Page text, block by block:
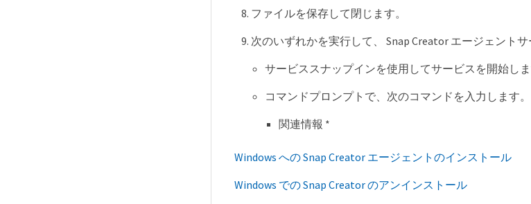
ファイルを保存して閉じます。
次のいずれかを実行して、 Snap Creator エージェントサ
サービススナップインを使用してサービスを開始しま
コマンドプロンプトで、次のコマンドを入力します
関連情報 *
Windows への Snap Creator エージェントのインストール
Windows での Snap Creator のアンインストール